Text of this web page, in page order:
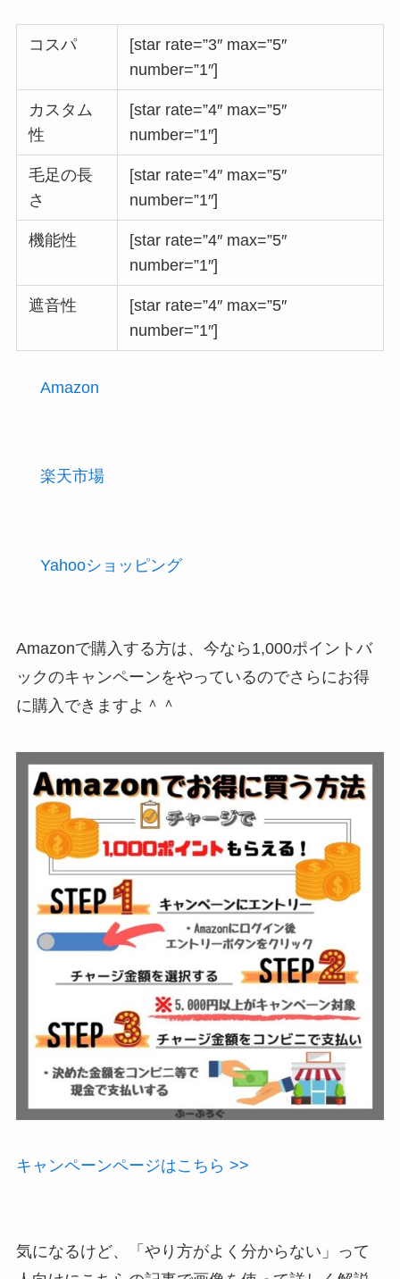
コスパ
[star rate=”3″ max=”5″
number=”1″]
カスタム
性
[star rate=”4″ max=”5″
number=”1″]
毛足の長
さ
[star rate=”4″ max=”5″
number=”1″]
機能性
[star rate=”4″ max=”5″
number=”1″]
遮音性
[star rate=”4″ max=”5″
number=”1″]
Amazon
楽天市場
Yahooショッピング
Amazonで購入する方は、今なら1,000ポイントバ
ックのキャンペーンをやっているのでさらにお得
に購入できますよ＾＾
キャンペーンページはこちら >>
気になるけど、「やり方がよく分からない」って